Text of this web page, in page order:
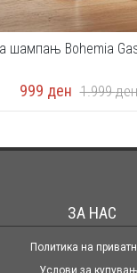
шампањ Bohemia
999 ден 1.999ден
ЗА НАС
Политика на